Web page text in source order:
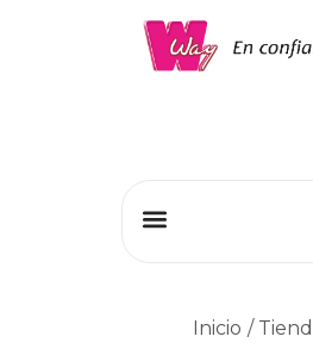
Inicio /